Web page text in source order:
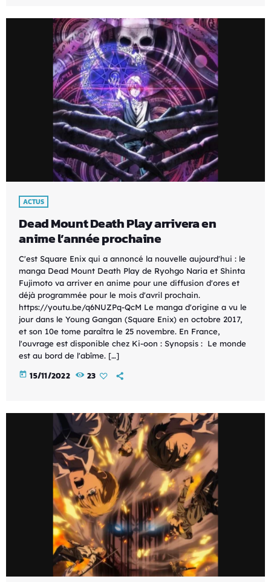
ACTUS
Dead Mount Death Play arrivera en
anime l’année prochaine
C'est Square Enix qui a annoncé la nouvelle aujourd'hui : le
manga Dead Mount Death Play de Ryohgo Naria et Shinta
Fujimoto va arriver en anime pour une diffusion d'ores et
déjà programmée pour le mois d'avril prochain.
https://youtu.be/q6NUZPq-QcM Le manga d'origine a vu le
jour dans le Young Gangan (Square Enix) en octobre 2017,
et son 10e tome paraîtra le 25 novembre. En France,
l'ouvrage est disponible chez Ki-oon : Synopsis : Le monde
est au bord de l'abîme. […]
today 15/11/2022 23